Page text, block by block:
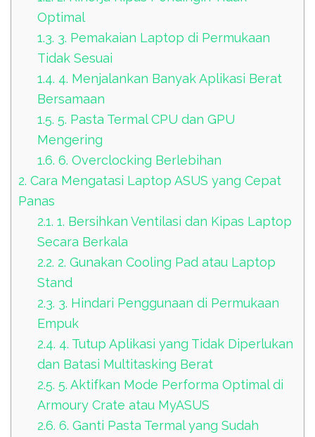
Optimal
1.3. 3. Pemakaian Laptop di Permukaan
Tidak Sesuai
1.4. 4. Menjalankan Banyak Aplikasi Berat
Bersamaan
1.5. 5. Pasta Termal CPU dan GPU
Mengering
1.6. 6. Overclocking Berlebihan
2. Cara Mengatasi Laptop ASUS yang Cepat
Panas
2.1. 1. Bersihkan Ventilasi dan Kipas Laptop
Secara Berkala
2.2. 2. Gunakan Cooling Pad atau Laptop
Stand
2.3. 3. Hindari Penggunaan di Permukaan
Empuk
2.4. 4. Tutup Aplikasi yang Tidak Diperlukan
dan Batasi Multitasking Berat
2.5. 5. Aktifkan Mode Performa Optimal di
Armoury Crate atau MyASUS
2.6. 6. Ganti Pasta Termal yang Sudah